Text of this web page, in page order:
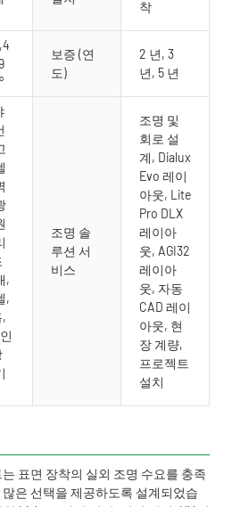
착
보증 (연
도)
2 년, 3
년, 5 년
,
,
조명 솔
루션 서
비스
조명 및
회로 설
계, Dialux
Evo 레이
아웃, Lite
Pro DLX
레이아
웃, AGI32
레이아
웃, 자동
CAD 레이
아웃, 현
장 계량,
프로젝트
설치
표면 장착의 실외 조명 수요를 충족
은 선택을 제공하도록 설계되었습